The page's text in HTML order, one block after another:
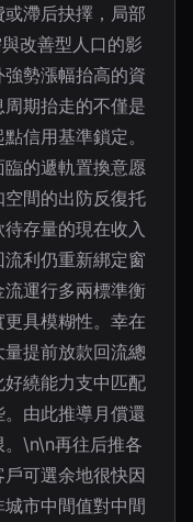
滯后抉擇，局部
改善型人口的影
勢漲幅抬高的資
期抬走的不僅是
信用基準鎖定。
的遞軌置換意愿
間的出防反復托
存量的現在收入
利仍重新綁定窗
運行多兩標準衡
具模糊性。幸在
提前放款回流總
繞能力支中匹配
由此推導月償還
。\n\n再往后推各
可選余地很快因
市中間值對中間